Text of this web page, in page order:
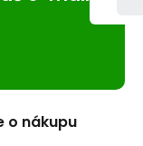
o nákupu